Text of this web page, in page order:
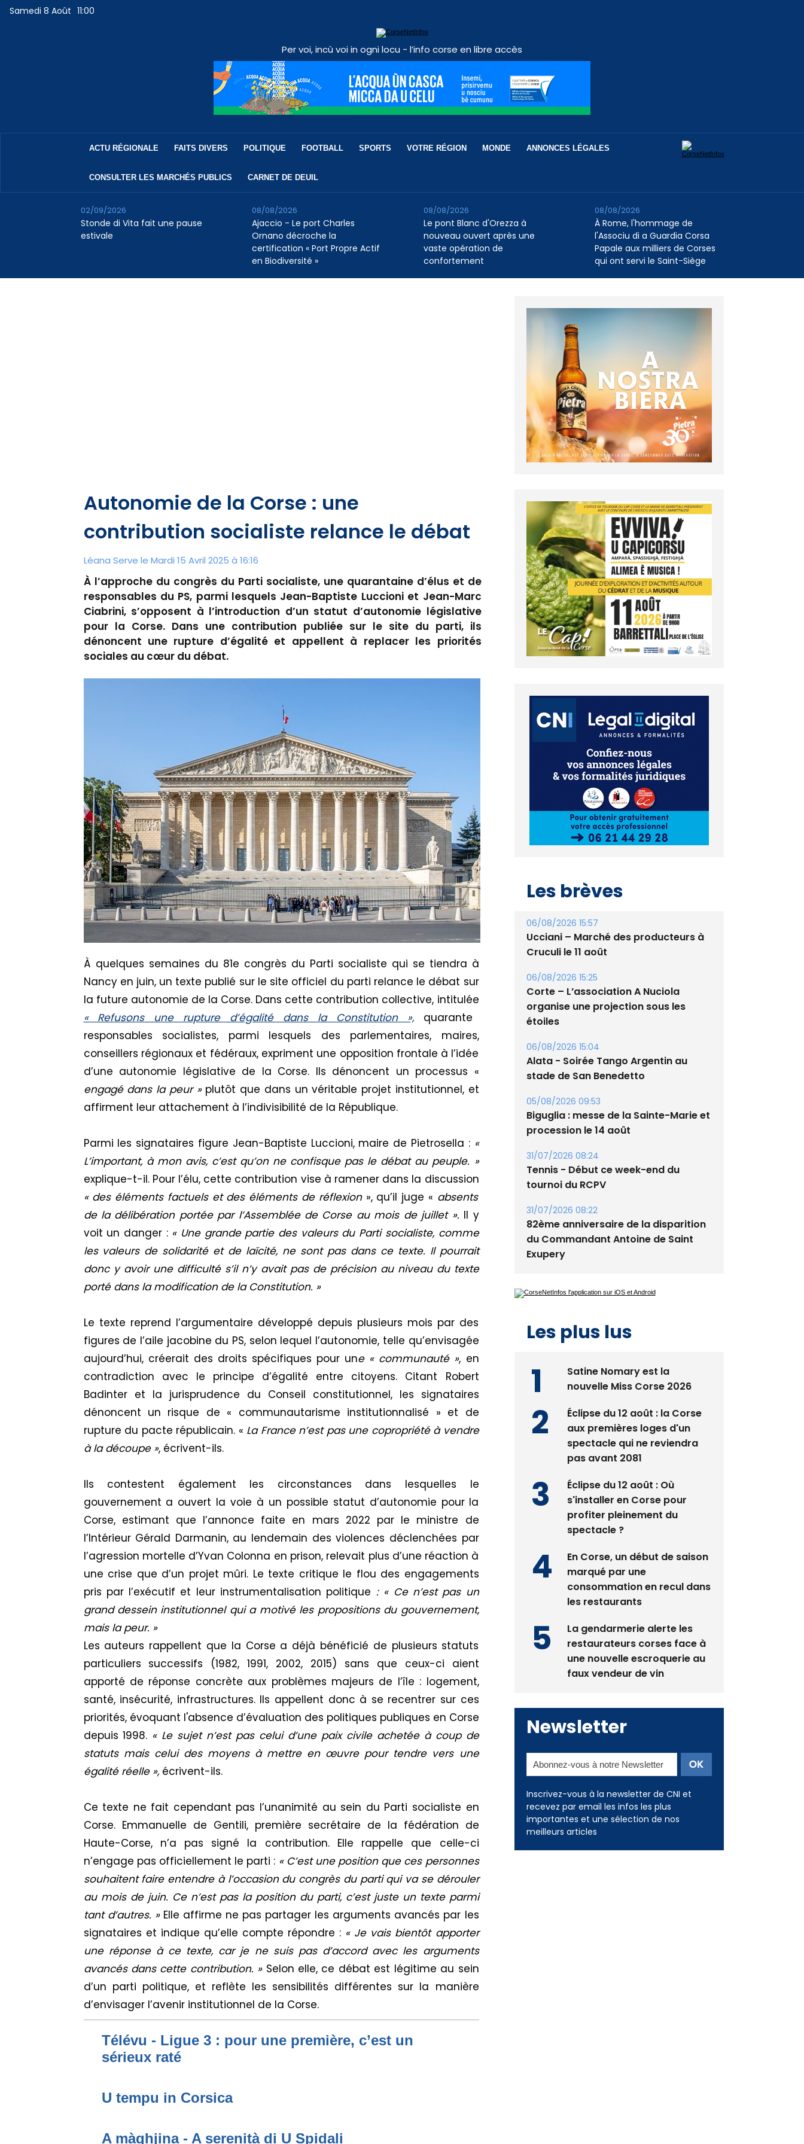
Samedi 8 Août 11:00
Per voi, incù voi in ogni locu - l’info corse en libre accès
ACTU RÉGIONALE FAITS DIVERS POLITIQUE FOOTBALL SPORTS VOTRE RÉGION MONDE ANNONCES LÉGALES
CONSULTER LES MARCHÉS PUBLICS CARNET DE DEUIL
Stonde di Vita fait une pause
estivale
02/09/2026
Ajaccio - Le port Charles
Ornano décroche la
certification « Port Propre Actif
en Biodiversité »
08/08/2026
Le pont Blanc d'Orezza à
nouveau ouvert après une
vaste opération de
confortement
08/08/2026
À Rome, l'hommage de
l'Associu di a Guardia Corsa
Papale aux milliers de Corses
qui ont servi le Saint-Siège
08/08/2026
Autonomie de la Corse : une
contribution socialiste relance le débat
Léana Serve le Mardi 15 Avril 2025 à 16:16
À l’approche du congrès du Parti socialiste, une quarantaine d’élus et de
responsables du PS, parmi lesquels Jean-Baptiste Luccioni et Jean-Marc
Ciabrini, s’opposent à l’introduction d’un statut d’autonomie législative
pour la Corse. Dans une contribution publiée sur le site du parti, ils
dénoncent une rupture d’égalité et appellent à replacer les priorités
sociales au cœur du débat.
À quelques semaines du 81e congrès du Parti socialiste qui se tiendra à
Nancy en juin, un texte publié sur le site officiel du parti relance le débat sur
la future autonomie de la Corse. Dans cette contribution collective, intitulée
« Refusons une rupture d’égalité dans la Constitution »,quarante
responsables socialistes, parmi lesquels des parlementaires, maires,
conseillers régionaux et fédéraux, expriment une opposition frontale à l’idée
d’une autonomie législative de la Corse. Ils dénoncent un processus «
engagé dans la peur »plutôt que dans un véritable projet institutionnel, et
affirment leur attachement à l’indivisibilité de la République.
Parmi les signataires figure Jean-Baptiste Luccioni, maire de Pietrosella : «
L’important, à mon avis, c’est qu’on ne confisque pas le débat au peuple. »
explique-t-il. Pour l’élu, cette contribution vise à ramener dans la discussion
« des éléments factuels et des éléments de réflexion », qu’il juge « absents
de la délibération portée par l’Assemblée de Corse au mois de juillet ». Il y
voit un danger :« Une grande partie des valeurs du Parti socialiste, comme
les valeurs de solidarité et de laïcité, ne sont pas dans ce texte. Il pourrait
donc y avoir une difficulté s’il n’y avait pas de précision au niveau du texte
porté dans la modification de la Constitution. »
Le texte reprend l’argumentaire développé depuis plusieurs mois par des
figures de l’aile jacobine du PS, selon lequel l’autonomie, telle qu’envisagée
aujourd’hui, créerait des droits spécifiques pour une « communauté », en
contradiction avec le principe d’égalité entre citoyens. Citant Robert
Badinter et la jurisprudence du Conseil constitutionnel, les signataires
dénoncent un risque de « communautarisme institutionnalisé » et de
rupture du pacte républicain. « La France n’est pas une copropriété à vendre
à la découpe », écrivent-ils.
Ils contestent également les circonstances dans lesquelles le
gouvernement a ouvert la voie à un possible statut d’autonomie pour la
Corse, estimant que l’annonce faite en mars 2022 par le ministre de
l’Intérieur Gérald Darmanin, au lendemain des violences déclenchées par
l’agression mortelle d’Yvan Colonna en prison, relevait plus d’une réaction à
une crise que d’un projet mûri. Le texte critique le flou des engagements
pris par l’exécutif et leur instrumentalisation politique : « Ce n’est pas un
grand dessein institutionnel qui a motivé les propositions du gouvernement,
mais la peur. »
Les auteurs rappellent que la Corse a déjà bénéficié de plusieurs statuts
particuliers successifs (1982, 1991, 2002, 2015) sans que ceux-ci aient
apporté de réponse concrète aux problèmes majeurs de l’île : logement,
santé, insécurité, infrastructures. Ils appellent donc à se recentrer sur ces
priorités, évoquant l'absence d’évaluation des politiques publiques en Corse
depuis 1998. « Le sujet n’est pas celui d’une paix civile achetée à coup de
statuts mais celui des moyens à mettre en œuvre pour tendre vers une
égalité réelle »,écrivent-ils.
Ce texte ne fait cependant pas l’unanimité au sein du Parti socialiste en
Corse. Emmanuelle de Gentili, première secrétaire de la fédération de
Haute-Corse, n’a pas signé la contribution. Elle rappelle que celle-ci
n’engage pas officiellement le parti : « C’est une position que ces personnes
souhaitent faire entendre à l’occasion du congrès du parti qui va se dérouler
au mois de juin. Ce n’est pas la position du parti, c’est juste un texte parmi
tant d’autres. »Elle affirme ne pas partager les arguments avancés par les
signataires et indique qu’elle compte répondre : « Je vais bientôt apporter
une réponse à ce texte, car je ne suis pas d’accord avec les arguments
avancés dans cette contribution. »Selon elle, ce débat est légitime au sein
d’un parti politique, et reflète les sensibilités différentes sur la manière
d’envisager l’avenir institutionnel de la Corse.
Télévu - Ligue 3 : pour une première, c’est un
sérieux raté
U tempu in Corsica
A màghjina - A serenità di U Spidali
06/08/2026 15:57
Cruculi le 11 août
06/08/2026 15:25
organise une projection sous les
étoiles
06/08/2026 15:04
stade de San Benedetto
05/08/2026 09:53
procession le 14 août
31/07/2026 08:24
tournoi du RCPV
31/07/2026 08:22
du Commandant Antoine de Saint
Exupery
Éclipse du 12 août : la Corse
spectacle qui ne reviendra
pas avant 2081
Éclipse du 12 août : Où
profiter pleinement du
spectacle ?
En Corse, un début de saison
consommation en recul dans
les restaurants
La gendarmerie alerte les
une nouvelle escroquerie au
faux vendeur de vin
Inscrivez-vous à la newsletter de CNI et
recevez par email les infos les plus
importantes et une sélection de nos
meilleurs articles